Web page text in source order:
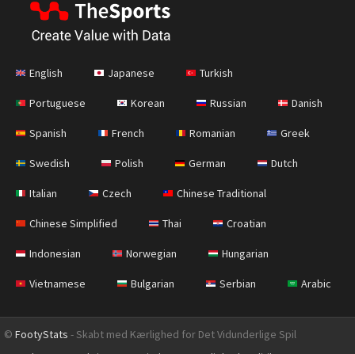
English Japanese Turkish
Portuguese Korean Russian Danish
Spanish French Romanian Greek
Swedish Polish German Dutch
Italian Czech Chinese Traditional
Chinese Simplified Thai Croatian
Indonesian Norwegian Hungarian
Vietnamese Bulgarian Serbian Arabic
© FootyStats - Skabt med Kærlighed for Det Vidunderlige Spil